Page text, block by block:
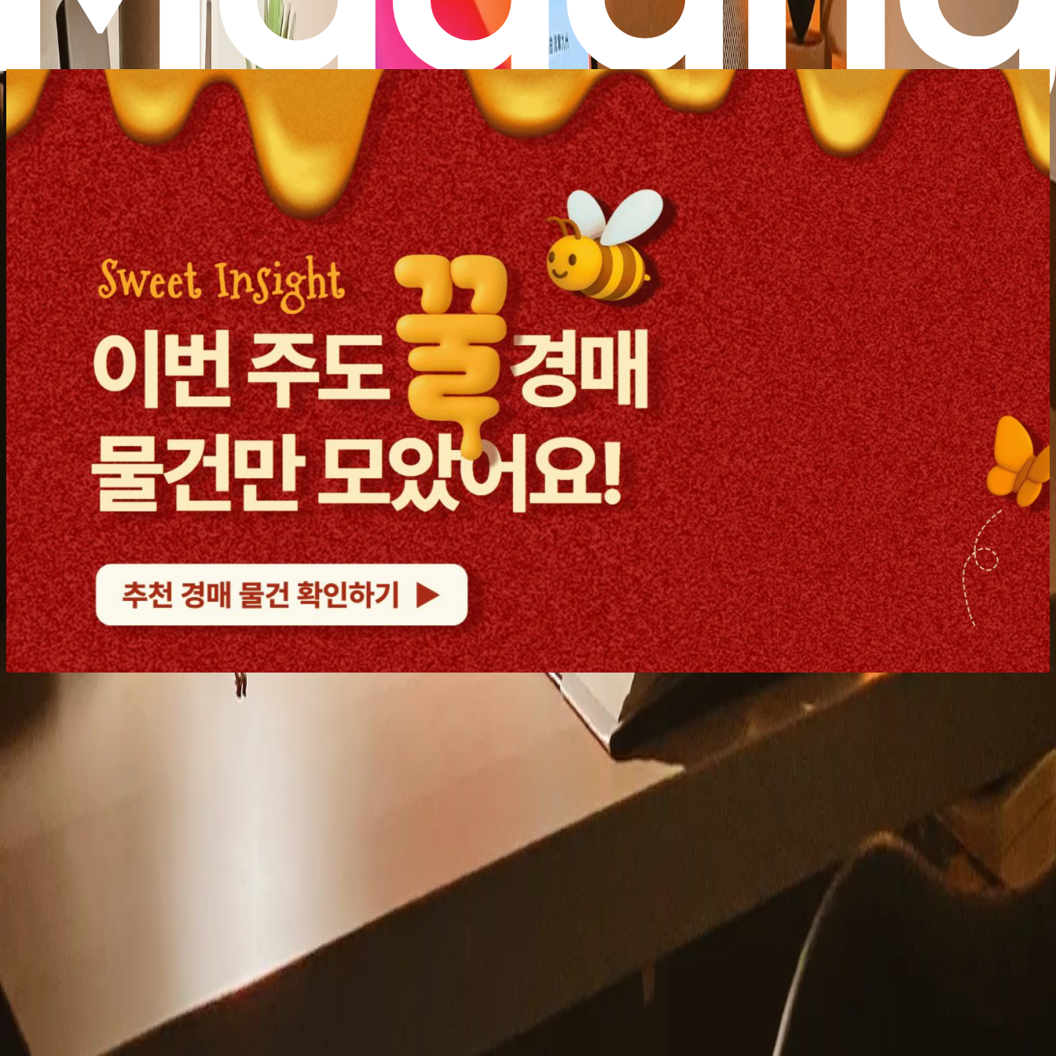
부동산 시장에 기술이 접목된 프롭테크, 그 변화를 확인해보세요.
경매마당
•읽음
부동산을 살 때 꼭 알아야 할 취득세, 개념부터 계산법까지 한눈에 정리했습니다.
경매마당
22.02.23•읽음